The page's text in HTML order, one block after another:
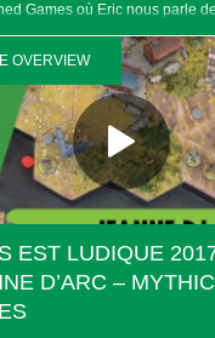
Games où Eric nous parle de
OVERVIEW
EST LUDIQUE
D’ARC – MYTHIC